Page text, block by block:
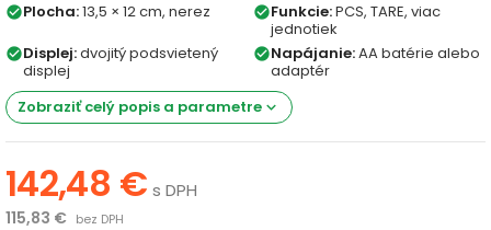
check_circlePlocha:13,5 × 12 cm, nerez check_circleFunkcie:PCS, TARE, viac
jednotiek
check_circleDisplej:dvojitý podsvietený
displej
check_circleNapájanie:AA batérie alebo
adaptér
Zobraziť celý popis a parametre keyboard_arrow_down
142,48 € s DPH
115,83 € bez DPH